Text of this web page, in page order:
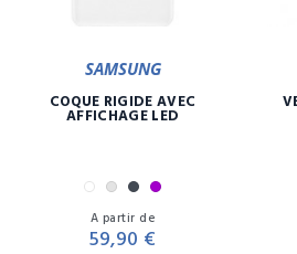
SAMSUNG
COQUE RIGIDE AVEC
AFFICHAGE LED
Blanc
GrisNoirViolet
A partir de
59,90 €